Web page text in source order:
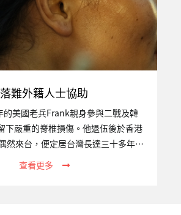
落難外籍人士協助
的美國老兵Frank親身參與二戰及韓
下嚴重的脊椎損傷。他退伍後於香港
然來台，便定居台灣長達三十多年。
床的他經友人轉介至關愛之家接受照
查看更多